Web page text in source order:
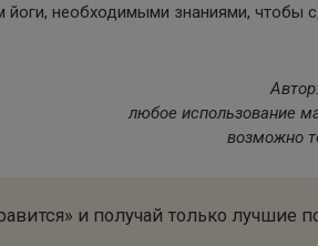
йоги, необходимыми знаниями, чтобы
любое использование
возможно
и получай только лучшие